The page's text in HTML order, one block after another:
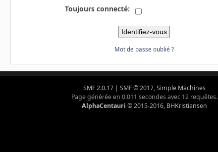
Toujours connecté:
Mot de passe oublié ?
SMF 2.0.17| SMF © 2017,Simple Machines
Page générée en 0.011 secondes avec 12 requêtes.
AlphaCentauri © 2015-2016, BHKristiansen